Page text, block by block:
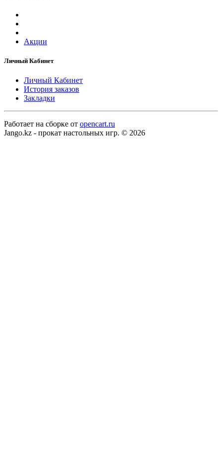
Акции
Личный Кабинет
Личный Кабинет
История заказов
Закладки
Работает на сборке от opencart.ru
Jango.kz - прокат настольных игр. © 2026